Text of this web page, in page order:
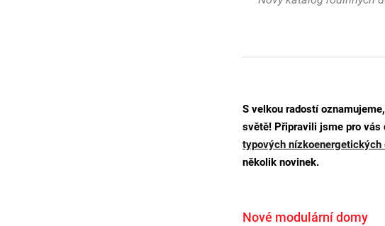
S velkou radostí
světě! Připravili jsme pro vás
typových nízkoenergetických
několik novinek.
Nové modulární domy